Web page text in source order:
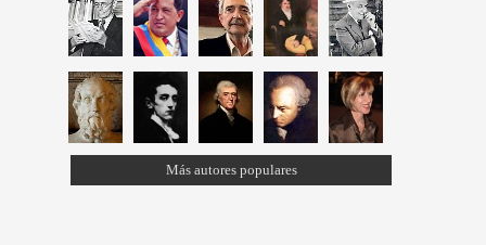
Más autores populares